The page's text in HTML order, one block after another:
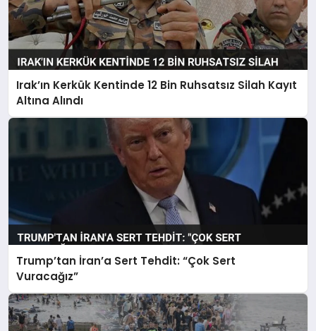
Irak’ın Kerkük Kentinde 12 Bin Ruhsatsız Silah Kayıt
Altına Alındı
Trump’tan İran’a Sert Tehdit: “Çok Sert
Vuracağız”